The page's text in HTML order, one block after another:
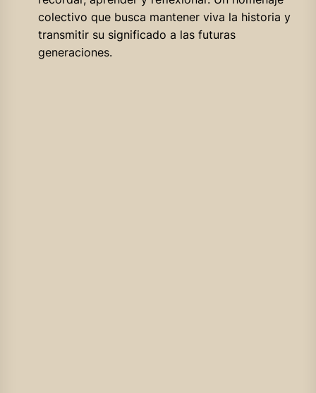
colectivo que busca mantener viva la historia y
transmitir su significado a las futuras
generaciones.